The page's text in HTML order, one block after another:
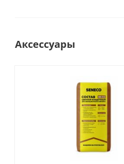
Аксессуары